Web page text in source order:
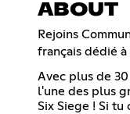
ABOUT
Rejoins
français dédié à
Avec plus de
l'une des plus
Six Siege ! Si